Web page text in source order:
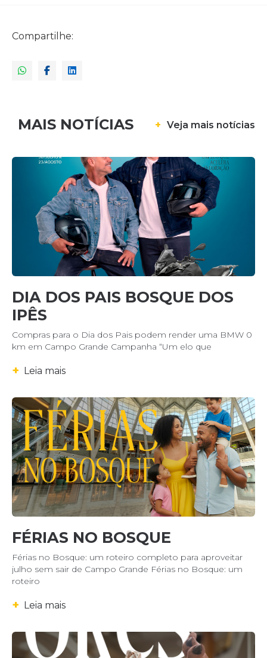
Compartilhe:
MAIS NOTÍCIAS + Veja mais notícias
DIA DOS PAIS BOSQUE DOS
IPÊS
Compras para o Dia dos Pais podem render uma BMW 0
km em Campo Grande Campanha “Um elo que
+ Leia mais
FÉRIAS NO BOSQUE
Férias no Bosque: um roteiro completo para aproveitar
julho sem sair de Campo Grande Férias no Bosque: um
roteiro
+ Leia mais